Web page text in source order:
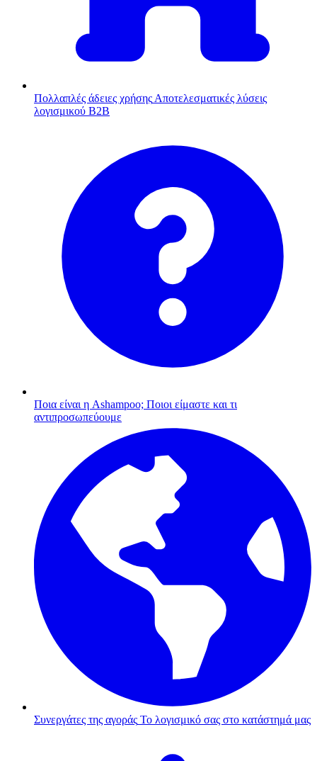
Πολλαπλές άδειες χρήσης Αποτελεσματικές λύσεις
λογισμικού B2B
Ποια είναι η Ashampoo; Ποιοι είμαστε και τι
αντιπροσωπεύουμε
Συνεργάτες της αγοράς Το λογισμικό σας στο κατάστημά μας